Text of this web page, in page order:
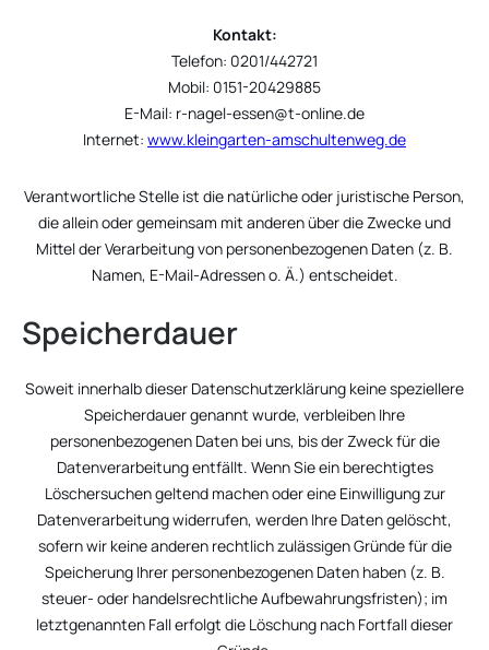
Kontakt:
Telefon: 0201/442721
Mobil: 0151-20429885
E-Mail: r-nagel-essen@t-online.de
Internet: www.kleingarten-amschultenweg.de
Verantwortliche Stelle ist die natürliche oder juristische Person,
die allein oder gemeinsam mit anderen über die Zwecke und
Mittel der Verarbeitung von personenbezogenen Daten (z. B.
Namen, E-Mail-Adressen o. Ä.) entscheidet.
Speicherdauer
Soweit innerhalb dieser Datenschutzerklärung keine speziellere
Speicherdauer genannt wurde, verbleiben Ihre
personenbezogenen Daten bei uns, bis der Zweck für die
Datenverarbeitung entfällt. Wenn Sie ein berechtigtes
Löschersuchen geltend machen oder eine Einwilligung zur
Datenverarbeitung widerrufen, werden Ihre Daten gelöscht,
sofern wir keine anderen rechtlich zulässigen Gründe für die
Speicherung Ihrer personenbezogenen Daten haben (z. B.
steuer- oder handelsrechtliche Aufbewahrungsfristen); im
letztgenannten Fall erfolgt die Löschung nach Fortfall dieser